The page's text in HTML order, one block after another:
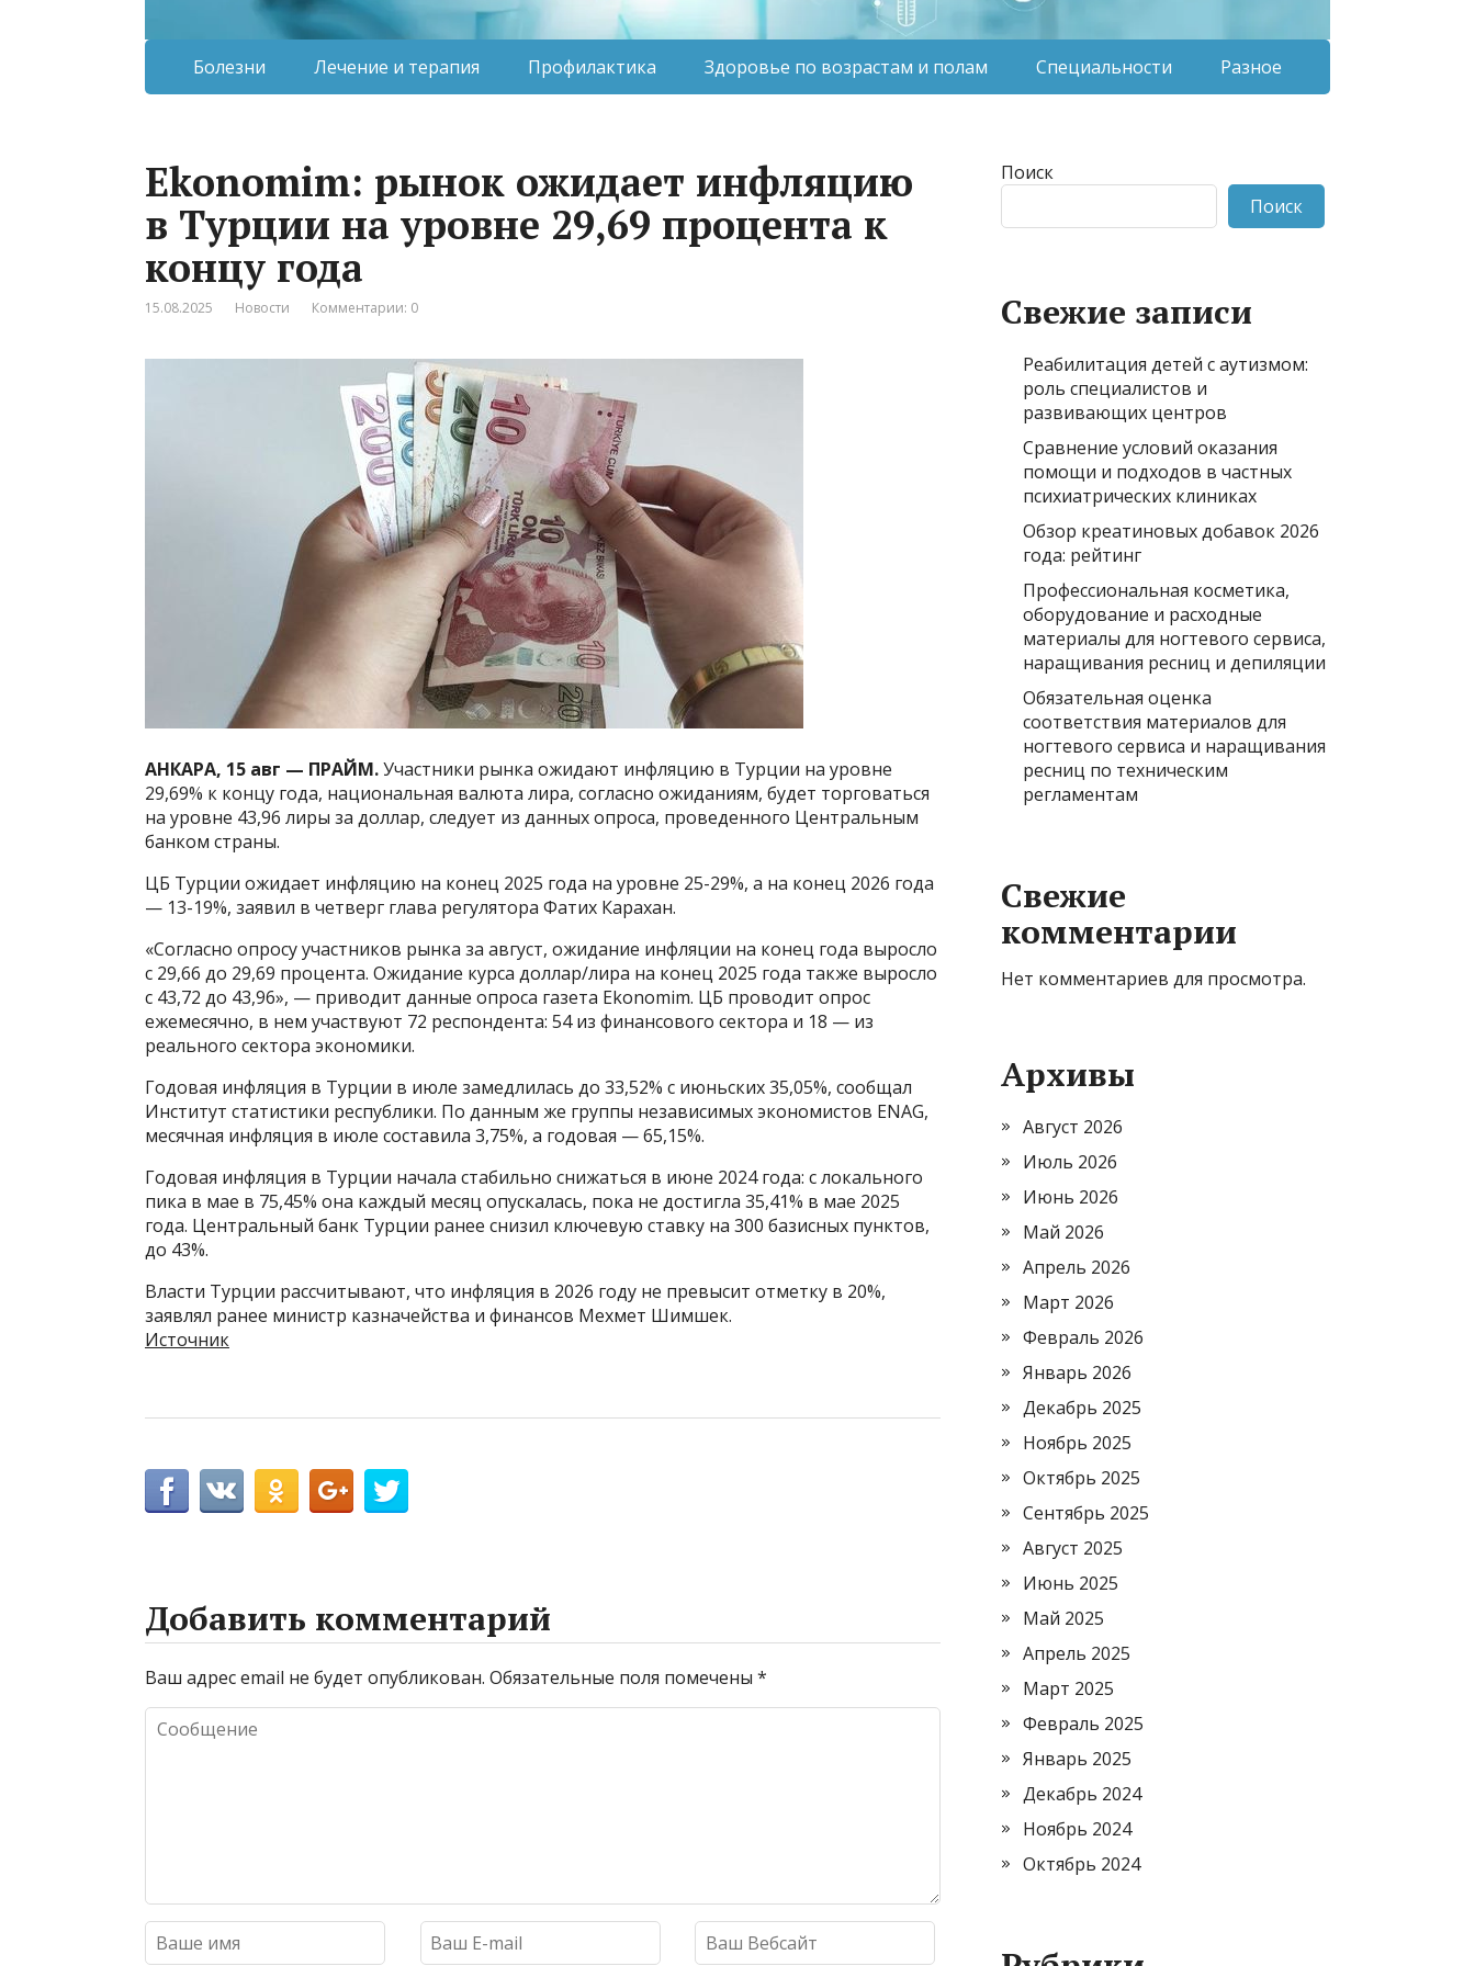
Болезни Лечение и терапия Профилактика Здоровье по возрастам и полам Специальности Разное
Ekonomim: рынок ожидает инфляцию
в Турции на уровне 29,69 процента к
концу года
15.08.2025 Новости Комментарии: 0
АНКАРА, 15 авг — ПРАЙМ.Участники рынка ожидают инфляцию в Турции на уровне
29,69% к концу года, национальная валюта лира, согласно ожиданиям, будет торговаться
на уровне 43,96 лиры за доллар, следует из данных опроса, проведенного Центральным
банком страны.
ЦБ Турции ожидает инфляцию на конец 2025 года на уровне 25-29%, а на конец 2026 года
— 13-19%, заявил в четверг глава регулятора Фатих Карахан.
«Согласно опросу участников рынка за август, ожидание инфляции на конец года выросло
с 29,66 до 29,69 процента. Ожидание курса доллар/лира на конец 2025 года также выросло
с 43,72 до 43,96», — приводит данные опроса газета Ekonomim. ЦБ проводит опрос
ежемесячно, в нем участвуют 72 респондента: 54 из финансового сектора и 18 — из
реального сектора экономики.
Годовая инфляция в Турции в июле замедлилась до 33,52% с июньских 35,05%, сообщал
Институт статистики республики. По данным же группы независимых экономистов ENAG,
месячная инфляция в июле составила 3,75%, а годовая — 65,15%.
Годовая инфляция в Турции начала стабильно снижаться в июне 2024 года: с локального
пика в мае в 75,45% она каждый месяц опускалась, пока не достигла 35,41% в мае 2025
года. Центральный банк Турции ранее снизил ключевую ставку на 300 базисных пунктов,
до 43%.
Власти Турции рассчитывают, что инфляция в 2026 году не превысит отметку в 20%,
заявлял ранее министр казначейства и финансов Мехмет Шимшек.
Источник
Добавить комментарий
Ваш адрес email не будет опубликован. Обязательные поля помечены *
Поиск
Поиск
Свежие записи
Реабилитация детей с аутизмом:
роль специалистов и
развивающих центров
Сравнение условий оказания
помощи и подходов в частных
психиатрических клиниках
Обзор креатиновых добавок 2026
года: рейтинг
Профессиональная косметика,
оборудование и расходные
материалы для ногтевого сервиса,
наращивания ресниц и депиляции
Обязательная оценка
соответствия материалов для
ногтевого сервиса и наращивания
ресниц по техническим
регламентам
Свежие
комментарии
Нет комментариев для просмотра.
Архивы
Август 2026
Июль 2026
Июнь 2026
Май 2026
Апрель 2026
Март 2026
Февраль 2026
Январь 2026
Декабрь 2025
Ноябрь 2025
Октябрь 2025
Сентябрь 2025
Август 2025
Июнь 2025
Май 2025
Апрель 2025
Март 2025
Февраль 2025
Январь 2025
Декабрь 2024
Ноябрь 2024
Октябрь 2024